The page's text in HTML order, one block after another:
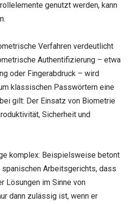
genutzt werden, kann
Verfahren verdeutlicht
Authentifizierung – etwa
oder Fingerabdruck – wird
klassischen Passwörtern eine
gilt: Der Einsatz von Biometrie
Sicherheit und
komplex: Beispielsweise betont
Arbeitsgerichts, dass
Lösungen im Sinne von
dann zulässig ist, wenn er